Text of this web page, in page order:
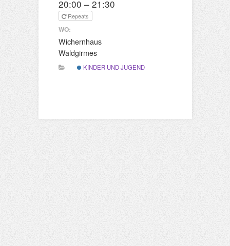
20:00 – 21:30
Repeats
WO:
Wichernhaus
Waldgirmes
KINDER UND JUGEND